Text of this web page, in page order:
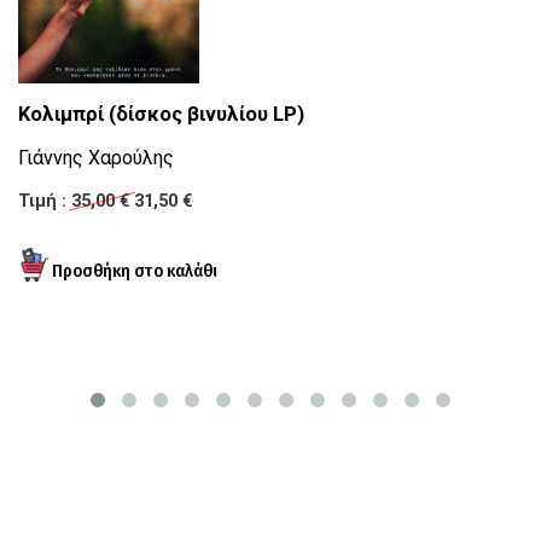
Κολιμπρί (δίσκος βινυλίου LP)
Γιάννης Χαρούλης
Τιμή : 35,00 €31,50 €